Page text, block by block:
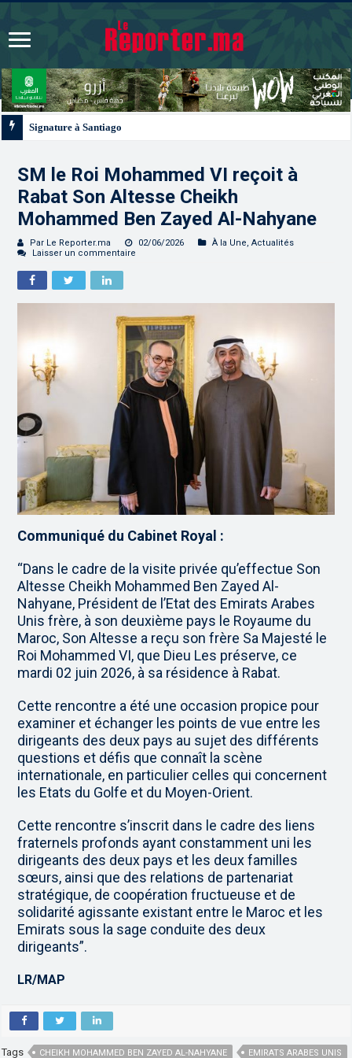
SM le Roi Mohammed VI reçoit à
Rabat Son Altesse Cheikh
Mohammed Ben Zayed Al-Nahyane
Par Le Reporter.ma 02/06/2026 À la Une,Actualités
Laisser un commentaire
Communiqué du Cabinet Royal :
“Dans le cadre de la visite privée qu’effectue Son
Altesse Cheikh Mohammed Ben Zayed Al-
Nahyane, Président de l’Etat des Emirats Arabes
Unis frère, à son deuxième pays le Royaume du
Maroc, Son Altesse a reçu son frère Sa Majesté le
Roi Mohammed VI, que Dieu Les préserve, ce
mardi 02 juin 2026, à sa résidence à Rabat.
Cette rencontre a été une occasion propice pour
examiner et échanger les points de vue entre les
dirigeants des deux pays au sujet des différents
questions et défis que connaît la scène
internationale, en particulier celles qui concernent
les Etats du Golfe et du Moyen-Orient.
Cette rencontre s’inscrit dans le cadre des liens
fraternels profonds ayant constamment uni les
dirigeants des deux pays et les deux familles
sœurs, ainsi que des relations de partenariat
stratégique, de coopération fructueuse et de
solidarité agissante existant entre le Maroc et les
Emirats sous la sage conduite des deux
dirigeants”.
LR/MAP
Tags CHEIKH MOHAMMED BEN ZAYED AL-NAHYANE
EMIRATS ARABES UNIS